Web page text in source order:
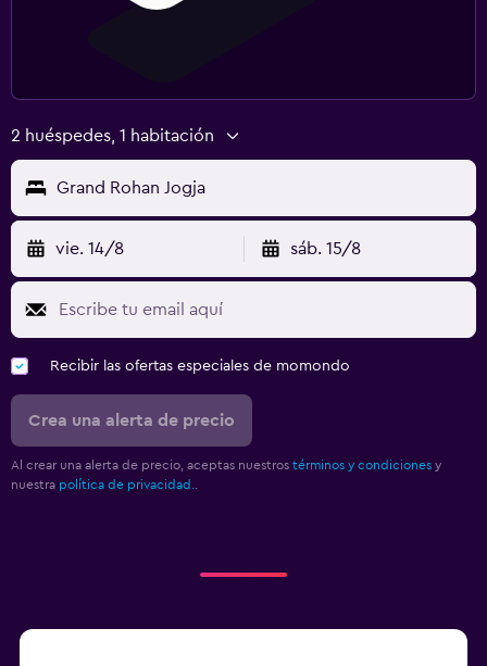
2 huéspedes, 1 habitación
Grand Rohan Jogja
vie. 14/8 sáb. 15/8
Recibir las ofertas especiales de momondo
Crea una alerta de precio
Al crear una alerta de precio, aceptas nuestros términos y condiciones y
nuestra política de privacidad.